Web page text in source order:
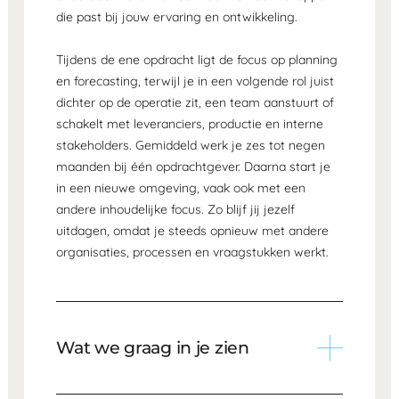
die past bij jouw ervaring en ontwikkeling.
Tijdens de ene opdracht ligt de focus op planning
en forecasting, terwijl je in een volgende rol juist
dichter op de operatie zit, een team aanstuurt of
schakelt met leveranciers, productie en interne
stakeholders. Gemiddeld werk je zes tot negen
maanden bij één opdrachtgever. Daarna start je
in een nieuwe omgeving, vaak ook met een
andere inhoudelijke focus. Zo blijf jij jezelf
uitdagen, omdat je steeds opnieuw met andere
organisaties, processen en vraagstukken werkt.
Wat we graag in je zien